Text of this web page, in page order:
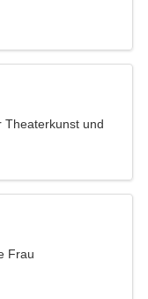
Theaterkunst und
Frau